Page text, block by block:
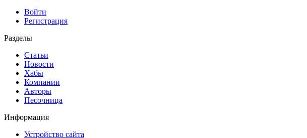
Войти
Регистрация
Разделы
Статьи
Новости
Хабы
Компании
Авторы
Песочница
Информация
Устройство сайта